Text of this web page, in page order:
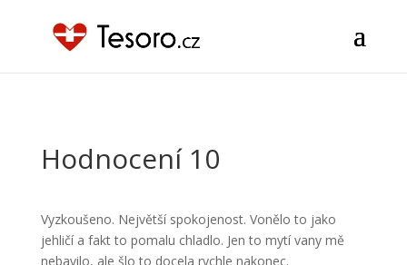
Hodnocení 10
Vyzkoušeno. Největší spokojenost. Vonělo to jako
jehličí a fakt to pomalu chladlo. Jen to mytí vany mě
nebavilo, ale šlo to docela rychle nakonec.